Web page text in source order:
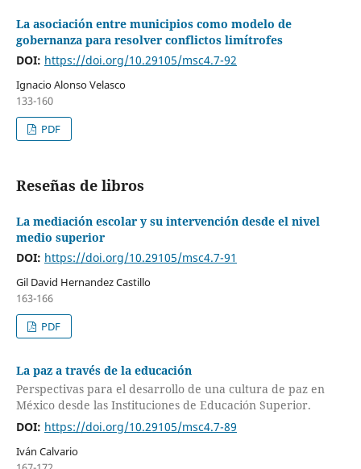
La asociación entre municipios como modelo de
gobernanza para resolver conflictos limítrofes
DOI: https://doi.org/10.29105/msc4.7-92
Ignacio Alonso Velasco
133-160
PDF
Reseñas de libros
La mediación escolar y su intervención desde el nivel
medio superior
DOI: https://doi.org/10.29105/msc4.7-91
Gil David Hernandez Castillo
163-166
PDF
La paz a través de la educación
Perspectivas para el desarrollo de una cultura de paz en
México desde las Instituciones de Educación Superior.
DOI: https://doi.org/10.29105/msc4.7-89
Iván Calvario